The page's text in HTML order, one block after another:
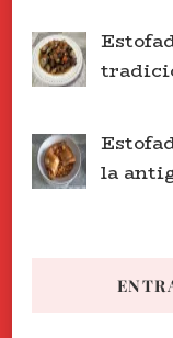
la